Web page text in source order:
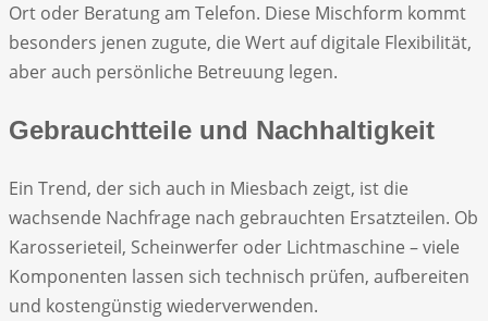
Ort oder Beratung am Telefon. Diese Mischform kommt
besonders jenen zugute, die Wert auf digitale Flexibilität,
aber auch persönliche Betreuung legen.
Gebrauchtteile und Nachhaltigkeit
Ein Trend, der sich auch in Miesbach zeigt, ist die
wachsende Nachfrage nach gebrauchten Ersatzteilen. Ob
Karosserieteil, Scheinwerfer oder Lichtmaschine – viele
Komponenten lassen sich technisch prüfen, aufbereiten
und kostengünstig wiederverwenden.